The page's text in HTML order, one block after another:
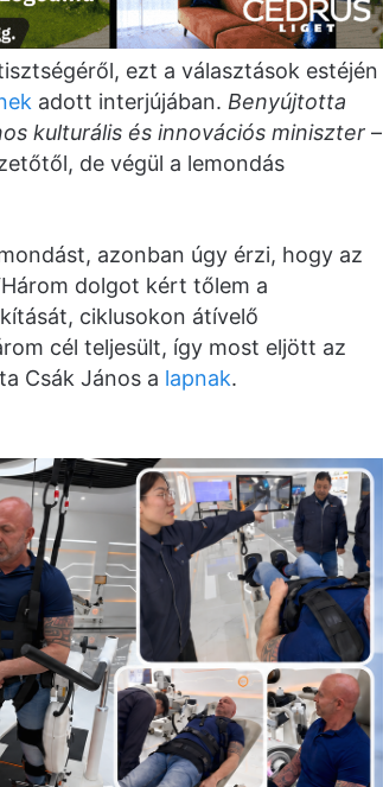
ezt a választások estéjén
adott interjújában. Benyújtotta
kulturális és innovációs miniszter –
de végül a lemondás
azonban úgy érzi, hogy az
dolgot kért tőlem a
ciklusokon átívelő
cél teljesült, így most eljött az
Csák János a lapnak.